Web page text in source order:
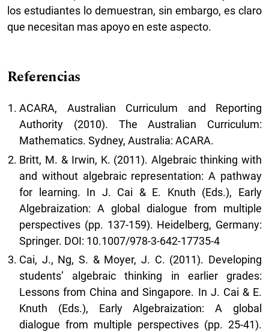
los estudiantes lo demuestran, sin embargo, es claro
que necesitan mas apoyo en este aspecto.
Referencias
ACARA, Australian Curriculum and Reporting
Authority (2010). The Australian Curriculum:
Mathematics. Sydney, Australia: ACARA.
Britt, M. & Irwin, K. (2011). Algebraic thinking with
and without algebraic representation: A pathway
for learning. In J. Cai & E. Knuth (Eds.), Early
Algebraization: A global dialogue from multiple
perspectives (pp. 137-159). Heidelberg, Germany:
Springer. DOI: 10.1007/978-3-642-17735-4
Cai, J., Ng, S. & Moyer, J. C. (2011). Developing
students’ algebraic thinking in earlier grades:
Lessons from China and Singapore. In J. Cai & E.
Knuth (Eds.), Early Algebraization: A global
dialogue from multiple perspectives (pp. 25-41).